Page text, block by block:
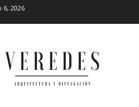
6, 2026